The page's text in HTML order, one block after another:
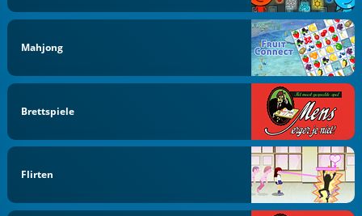
Mahjong
Brettspiele
Flirten